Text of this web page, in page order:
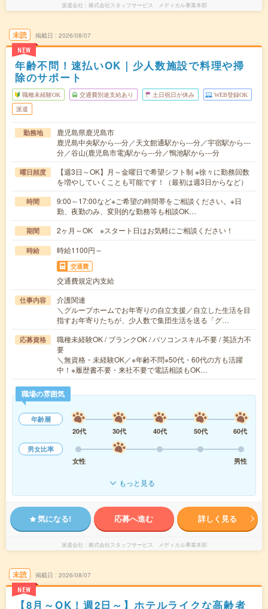
派遣会社 株式会社スタッフサービス メディカル事業本部
未読
NEW
掲載日 2026/08/07
年齢不問！速払いOK｜少人数施設で料理や掃
除のサポート
職種未経験OK 交通費別途支給あり 土日祝日が休み WEB登録OK
派遣
勤務地
鹿児島県鹿児島市
鹿児島中央駅から---分／天文館通駅から---分／宇宿駅から---
分／谷山(鹿児島市電)駅から---分／鴨池駅から---分
曜日頻度
【週3日～OK】月～金曜日で希望シフト制 ※徐々に勤務回数
を増やしていくことも可能です！（最初は週3日からなど）
時間
9:00～17:00など※ご希望の時間帯をご相談ください。※日
勤、夜勤のみ、変則的な勤務等も相談OK…
期間 2ヶ月～OK ※スタート日はお気軽にご相談ください！
時給 時給1100円～
交通費
交通費規定内支給
仕事内容
介護関連
＼グループホームでお年寄りの自立支援／自立した生活を目
指すお年寄りたちが、少人数で集団生活を送る「グ…
応募資格
職種未経験OK / ブランクOK / パソコンスキル不要 / 英語力不
要
＼無資格・未経験OK／※年齢不問※50代・60代の方も活躍
中！※履歴書不要・来社不要で電話相談もOK…
職場の雰囲気
年齢層
20代
30代 40代 50代
60代
男女比率
女性
男性
もっと見る
気になる! 応募へ進む 詳しく見る
派遣会社 株式会社スタッフサービス メディカル事業本部
未読
NEW
掲載日 2026/08/07
【8月～OK！週2日～】ホテルライクな高齢者